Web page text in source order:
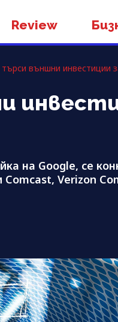
Review
външни инвестиции
на Google, се
Verizon